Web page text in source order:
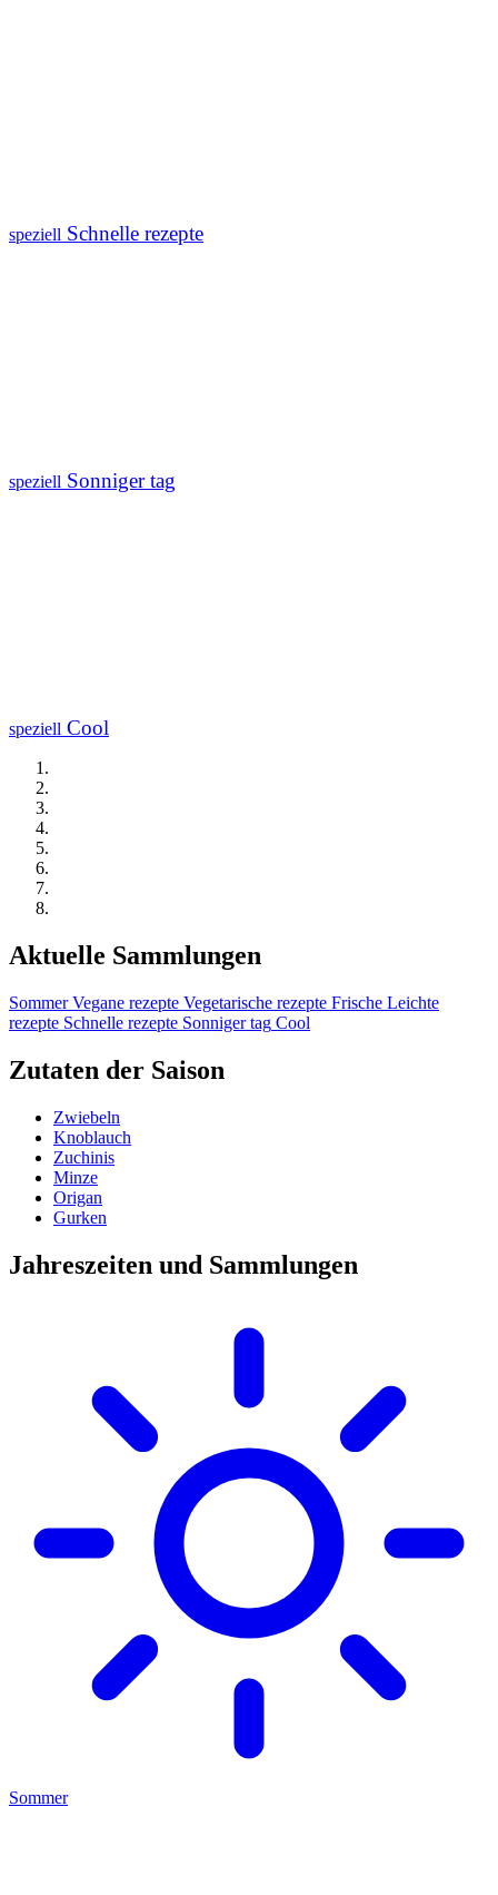
speziell Schnelle rezepte
speziell Sonniger tag
speziell Cool
Aktuelle Sammlungen
Sommer Vegane rezepte Vegetarische rezepte Frische Leichte
rezepte Schnelle rezepte Sonniger tag Cool
Zutaten der Saison
Zwiebeln
Knoblauch
Zuchinis
Minze
Origan
Gurken
Jahreszeiten und Sammlungen
Sommer